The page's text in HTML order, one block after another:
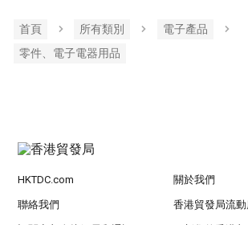
首頁 所有類別
電子產品
零件、電子電器用品
HKTDC.com 關於我們
聯絡我們 香港貿發局流